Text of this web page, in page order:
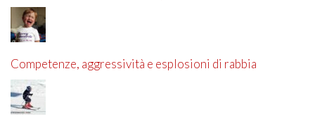
Competenze, aggressività e esplosioni di rabbia